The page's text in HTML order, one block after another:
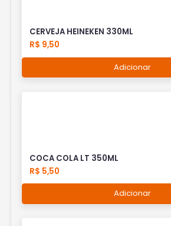
CERVEJA HEINEKEN 330ML
R$ 9,50
Adicionar
COCA COLA LT 350ML
R$ 5,50
Adicionar